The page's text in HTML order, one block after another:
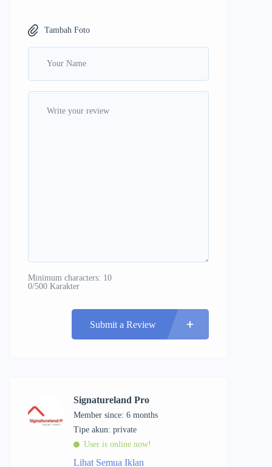
Tambah Foto
Minimum characters: 10
0/500 Karakter
Submit a Review
Signatureland Pro
Member since: 6 months
tipe akun: private
User is online now!
Lihat Semua Iklan